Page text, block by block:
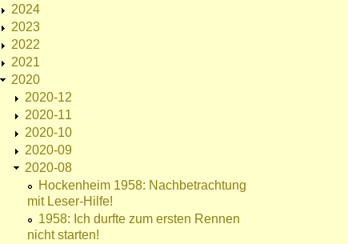
2024
2023
2022
2021
2020
2020-12
2020-11
2020-10
2020-09
2020-08
Hockenheim 1958: Nachbetrachtung
mit Leser-Hilfe!
1958: Ich durfte zum ersten Rennen
nicht starten!